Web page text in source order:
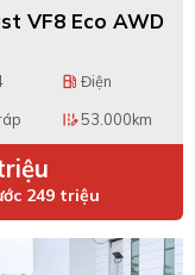
VF8 Eco AWD
local_gas_station Điện
edit_road53.000km
249 triệu